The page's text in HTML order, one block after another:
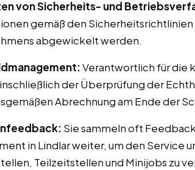
von Sicherheits- und
gemäß den
abgewickelt werden.
Verantwortlich für die
der Überprüfung der
Abrechnung am Ende der
Sie sammeln oft
in Lindlar weiter, um den Service
Teilzeitstellen und Minijobs zu